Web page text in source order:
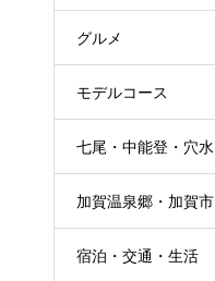
グルメ
モデルコース
七尾・中能登・穴水
加賀温泉郷・加賀市
宿泊・交通・生活